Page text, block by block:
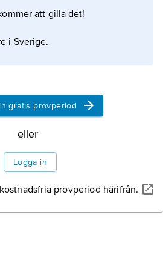
filmer
att gilla det!
i Sverige.
gratis provperiod
eller
Logga in
provperiod härifrån.